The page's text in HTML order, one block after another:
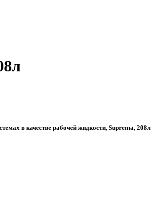
в качестве рабочей жидкости, Suprema, 208л